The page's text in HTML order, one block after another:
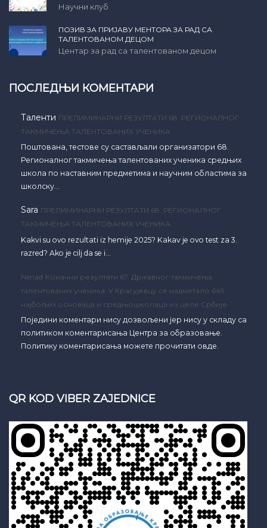
Научни клуб
ПОЗИВ ЗА ПРИЈАВУ МЕНТОРА ЗА РАД СА
ТАЛЕНТОВАНОМ ДЕЦОМ
Центар за рад са талентованом децом
ПОСЛЕДЊИ КОМЕНТАРИ
Таленти ПРЕЛИМИНАРНИ РЕЗУЛТАТИ 68. РЕГИОНАЛНОГ
ТАКМИЧЕЊА ТАЛЕНТОВАНИХ УЧЕНИКА
Поштована, тестове су састављали организатори 68.
Регионалног такмичења талентованих ученика средњих
школа по наставним предметима и научним областима за
школску…
Sara ПРЕЛИМИНАРНИ РЕЗУЛТАТИ 68. РЕГИОНАЛНОГ
ТАКМИЧЕЊА ТАЛЕНТОВАНИХ УЧЕНИКА
Kakvi su ovo rezultati iz hemije 2025? Kakav je ovo test za 3.
razred? Ako je cilj da se i…
Nenad Коначни резултати 67. Државног такмичења
талентованих ученика: У Крагујевцу се надметало 649
најбољих основаца и средњошколаца из целе Србије
Поједини коментари нису дозвољени јер нису у складу са
политиком коментарисања Центра за образовање.
Политику коментарисања можете прочитати овде.
QR KOD VIBER ZAJEDNICE